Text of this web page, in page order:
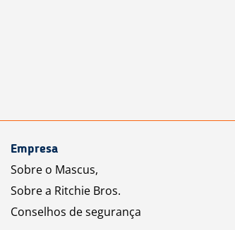
Empresa
Sobre o Mascus,
Sobre a Ritchie Bros.
Conselhos de segurança